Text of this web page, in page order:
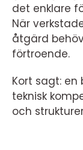
det enklare
När
åtgärd
förtroende.
Kort sagt: en
teknisk
och